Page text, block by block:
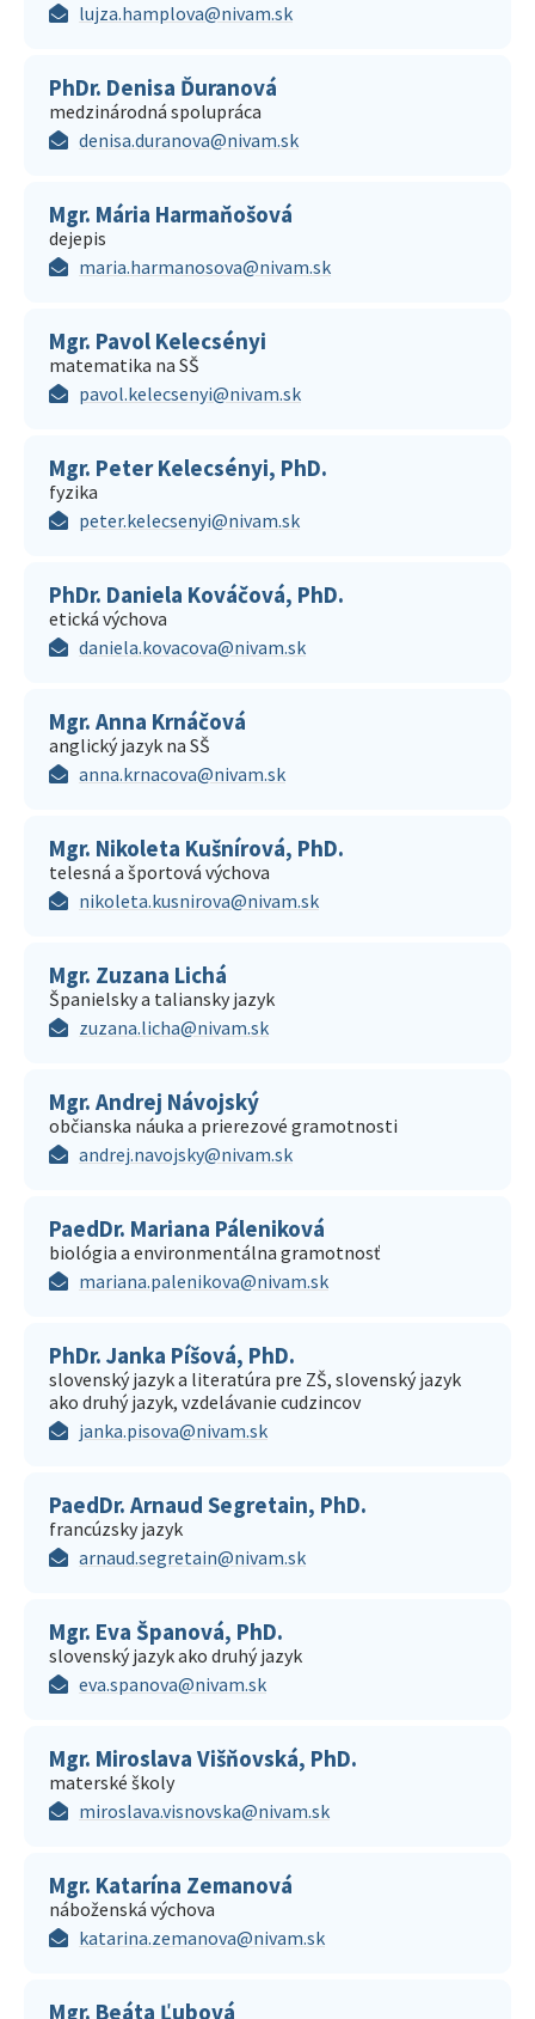
lujza.hamplova@nivam.sk
PhDr. Denisa Ďuranová
medzinárodná spolupráca
denisa.duranova@nivam.sk
Mgr. Mária Harmaňošová
dejepis
maria.harmanosova@nivam.sk
Mgr. Pavol Kelecsényi
matematika na SŠ
pavol.kelecsenyi@nivam.sk
Mgr. Peter Kelecsényi, PhD.
fyzika
peter.kelecsenyi@nivam.sk
PhDr. Daniela Kováčová, PhD.
etická výchova
daniela.kovacova@nivam.sk
Mgr. Anna Krnáčová
anglický jazyk na SŠ
anna.krnacova@nivam.sk
Mgr. Nikoleta Kušnírová, PhD.
telesná a športová výchova
nikoleta.kusnirova@nivam.sk
Mgr. Zuzana Lichá
Španielsky a taliansky jazyk
zuzana.licha@nivam.sk
Mgr. Andrej Návojský
občianska náuka a prierezové gramotnosti
andrej.navojsky@nivam.sk
PaedDr. Mariana Páleniková
biológia a environmentálna gramotnosť
mariana.palenikova@nivam.sk
PhDr. Janka Píšová, PhD.
slovenský jazyk a literatúra pre ZŠ, slovenský jazyk
ako druhý jazyk, vzdelávanie cudzincov
janka.pisova@nivam.sk
PaedDr. Arnaud Segretain, PhD.
francúzsky jazyk
arnaud.segretain@nivam.sk
Mgr. Eva Španová, PhD.
slovenský jazyk ako druhý jazyk
eva.spanova@nivam.sk
Mgr. Miroslava Višňovská, PhD.
materské školy
miroslava.visnovska@nivam.sk
Mgr. Katarína Zemanová
náboženská výchova
katarina.zemanova@nivam.sk
Mgr. Beáta Ľubová